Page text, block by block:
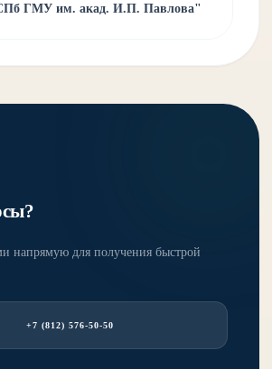
ГМУ им. акад. И.П. Павлова"
напрямую для получения быстрой
+7 (812) 576-50-50